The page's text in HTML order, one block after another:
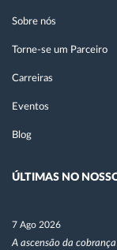
Sobre nós
Torne-se um Parceiro
Carreiras
Eventos
Blog
ÚLTIMAS NO
7 Ago 2026
A ascensão da